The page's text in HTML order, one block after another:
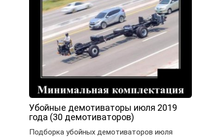
Убойные демотиваторы июля 2019
года (30 демотиваторов)
Подборка убойных демотиваторов июля